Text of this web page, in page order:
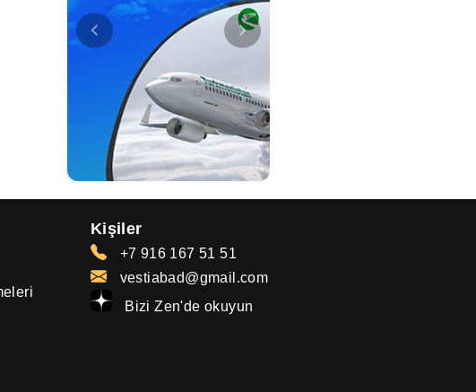
Kişiler
+7 916 167 51 51
vestiabad@gmail.com
Bizi Zen'de okuyun